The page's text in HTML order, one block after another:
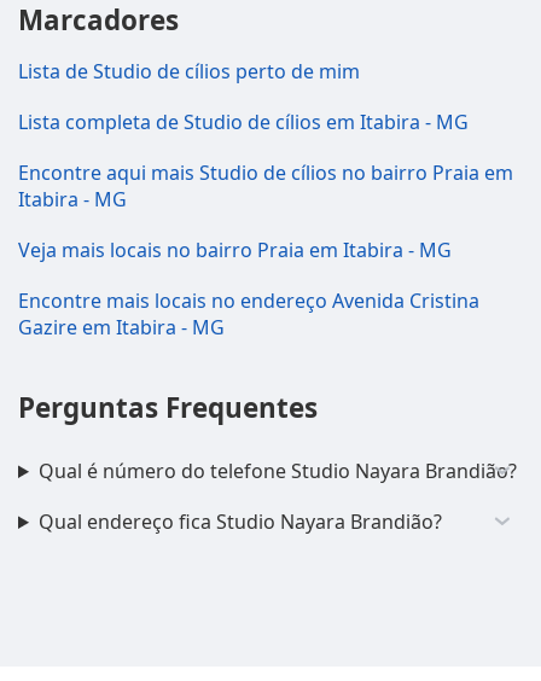
Marcadores
Lista de Studio de cílios perto de mim
Lista completa de Studio de cílios em Itabira - MG
Encontre aqui mais Studio de cílios no bairro Praia em
Itabira - MG
Veja mais locais no bairro Praia em Itabira - MG
Encontre mais locais no endereço Avenida Cristina
Gazire em Itabira - MG
Perguntas Frequentes
Qual é número do telefone Studio Nayara Brandião?
Qual endereço fica Studio Nayara Brandião?